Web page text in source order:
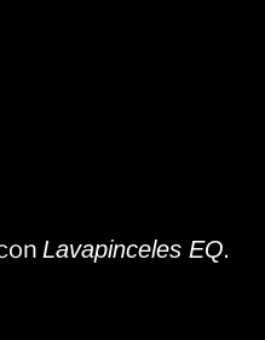
Lavapinceles EQ.